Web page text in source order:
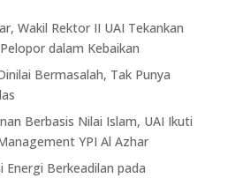
Wakil Rektor II UAI Tekankan
dalam Kebaikan
Bermasalah, Tak Punya
Berbasis Nilai Islam, UAI Ikuti
YPI Al Azhar
Energi Berkeadilan pada